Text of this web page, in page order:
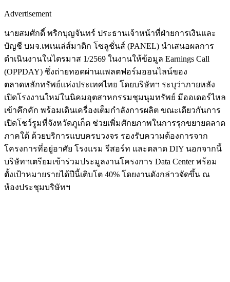
Advertisement
นายสมศักดิ์ พริกบุญจันทร์ ประธานเจ้าหน้าที่ฝ่ายการเงินและ
บัญชี บมจ.เพเนเล่ส์มาติก โซลูชั่นส์ (PANEL) นำเสนอผลการ
ดำเนินงานในไตรมาส 1/2569 ในงานให้ข้อมูล Earnings Call
(OPPDAY) ซึ่งถ่ายทอดผ่านแพลตฟอร์มออนไลน์ของ
ตลาดหลักทรัพย์แห่งประเทศไทย โดยบริษัทฯ ระบุว่าภายหลัง
เปิดโรงงานใหม่ในนิคมอุตสาหกรรมชุมนุมทรัพย์ มีออเดอร์ไหล
เข้าคึกคัก พร้อมเดินเครื่องเต็มกำลังการผลิต ขณะเดียวกันการ
เปิดโชว์รูมที่จังหวัดภูเก็ต ช่วยเพิ่มศักยภาพในการรุกขยายตลาด
ภาคใต้ ด้วยบริการแบบครบวงจร รองรับความต้องการจาก
โครงการที่อยู่อาศัย โรงแรม รีสอร์ท และตลาด DIY นอกจากนี้
บริษัทฯเตรียมเข้าร่วมประมูลงานโครงการ Data Center พร้อม
ตั้งเป้าหมายรายได้ปีนี้เติบโต 40% โดยงานดังกล่าวจัดขึ้น ณ
ห้องประชุมบริษัทฯ